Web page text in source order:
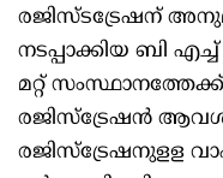
രജിസ്ടട്രേഷന്
നടപ്പാക്കിയ ബി
മറ്റ്
രജിസ്ട്രേഷൻ
രജിസ്ട്രേഷനുളള